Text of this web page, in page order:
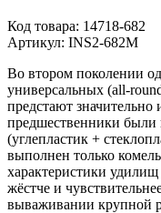
Код товара: 14718-682
Артикул: INS2-682M
Во втором поколении
универсальных (all-
предстают
предшественники
(углепластик +
выполнен только
характеристики
жёстче и
вываживании крупной